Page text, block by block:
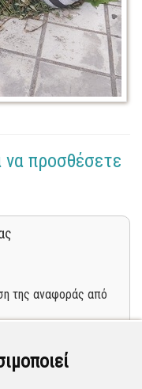
να προσθέσετε
της αναφοράς από